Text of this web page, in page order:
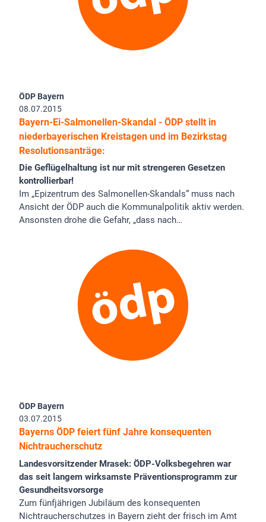
ÖDP Bayern
08.07.2015
Bayern-Ei-Salmonellen-Skandal - ÖDP stellt in
niederbayerischen Kreistagen und im Bezirkstag
Resolutionsanträge:
Die Geflügelhaltung ist nur mit strengeren Gesetzen
kontrollierbar!
Im „Epizentrum des Salmonellen-Skandals“ muss nach
Ansicht der ÖDP auch die Kommunalpolitik aktiv werden.
Ansonsten drohe die Gefahr, „dass nach…
ÖDP Bayern
03.07.2015
Bayerns ÖDP feiert fünf Jahre konsequenten
Nichtraucherschutz
Landesvorsitzender Mrasek: ÖDP-Volksbegehren war
das seit langem wirksamste Präventionsprogramm zur
Gesundheitsvorsorge
Zum fünfjährigen Jubiläum des konsequenten
Nichtraucherschutzes in Bayern zieht der frisch im Amt